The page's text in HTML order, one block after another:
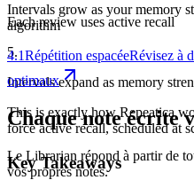
Each review uses active recall
5.
Intervals expand as memory
This is exactly how Repeatica
force active recall, scheduled at
Key Takeaways
Intervals grow as your memory
algorithm
4.1Répétition espacéeRévisez à
optimaux
Chaque note écrite
Le Librarian répond à partir de
vos propres notes.